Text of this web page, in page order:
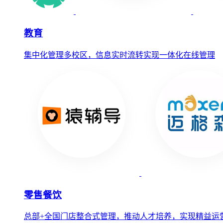
教育
集中化管理多校区，信息实时流转实现一体化在线管理
零售餐饮
总部+全国门店整合式管理，推动人才培养，实现精益运